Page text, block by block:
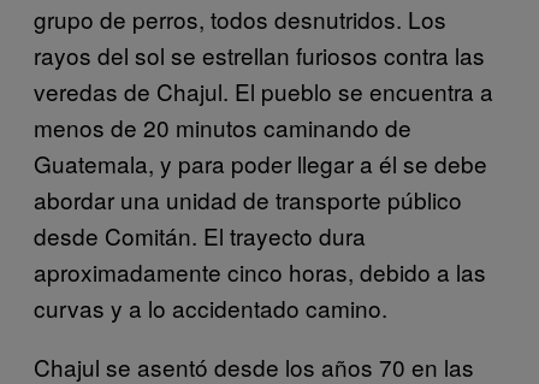
grupo de perros, todos desnutridos. Los
rayos del sol se estrellan furiosos contra las
veredas de Chajul. El pueblo se encuentra a
menos de 20 minutos caminando de
Guatemala, y para poder llegar a él se debe
abordar una unidad de transporte público
desde Comitán. El trayecto dura
aproximadamente cinco horas, debido a las
curvas y a lo accidentado camino.
Chajul se asentó desde los años 70 en las